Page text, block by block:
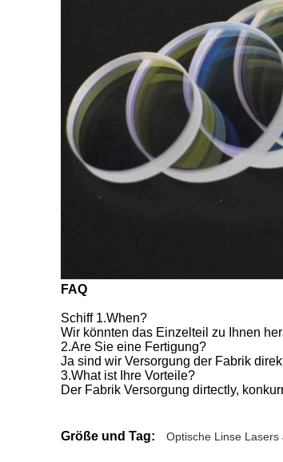
FAQ
Schiff 1.When?
Wir könnten das Einzelteil zu Ihnen
2.Are Sie eine Fertigung?
Ja sind wir Versorgung der Fabrik
3.What ist Ihre Vorteile?
Der Fabrik Versorgung dirtectly,
Größe und Tag: Optische Linse Lasers